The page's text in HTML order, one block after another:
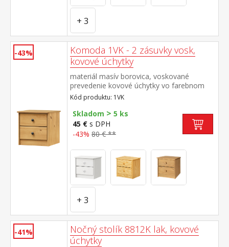
+ 3
-43%
Komoda 1VK - 2 zásuvky vosk,
kovové úchytky
materiál masív borovica, voskované
prevedenie kovové úchytky vo farebnom
prevedení černená mosadz 2 zásuvky s
kovovými pojazdmi, hĺbka zásuvky 27,5 cm
Kód produktu: 1VK
Skladom > 5 ks
45 € s DPH
-43% 80 € **
+ 3
-41%
Nočný stolík 8812K lak, kovové
úchytky